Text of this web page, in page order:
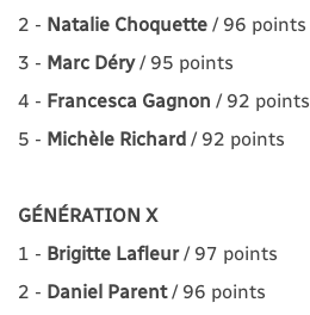
2 - Natalie Choquette / 96 points
3 - Marc Déry/ 95 points
4 - Francesca Gagnon / 92 points
5 - Michèle Richard / 92 points
GÉNÉRATION X
1 - Brigitte Lafleur/ 97 points
2 - Daniel Parent/ 96 points